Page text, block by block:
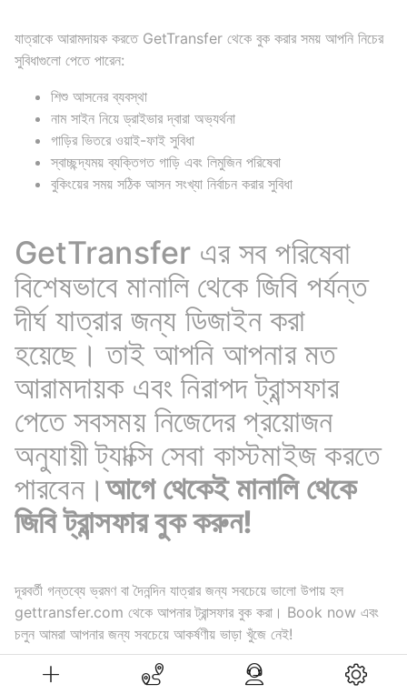
যাত্রাকে আরামদায়ক করতে GetTransfer থেকে বুক করার সময় আপনি নিচের
সুবিধাগুলো পেতে পারেন:
শিশু আসনের ব্যবস্থা
নাম সাইন নিয়ে ড্রাইভার দ্বারা অভ্যর্থনা
গাড়ির ভিতরে ওয়াই-ফাই সুবিধা
স্বাচ্ছন্দ্যময় ব্যক্তিগত গাড়ি এবং লিমুজিন পরিষেবা
বুকিংয়ের সময় সঠিক আসন সংখ্যা নির্বাচন করার সুবিধা
GetTransfer এর সব পরিষেবা
বিশেষভাবে মানালি থেকে জিবি পর্যন্ত
দীর্ঘ যাত্রার জন্য ডিজাইন করা
হয়েছে। তাই আপনি আপনার মত
আরামদায়ক এবং নিরাপদ ট্রান্সফার
পেতে সবসময় নিজেদের প্রয়োজন
অনুযায়ী ট্যাক্সি সেবা কাস্টমাইজ করতে
পারবেন।আগে থেকেই মানালি থেকে
জিবি ট্রান্সফার বুক করুন!
দূরবর্তী গন্তব্যে ভ্রমণ বা দৈনন্দিন যাত্রার জন্য সবচেয়ে ভালো উপায় হল
gettransfer.com থেকে আপনার ট্রান্সফার বুক করা। Book now এবং
চলুন আমরা আপনার জন্য সবচেয়ে আকর্ষণীয় ভাড়া খুঁজে নেই!